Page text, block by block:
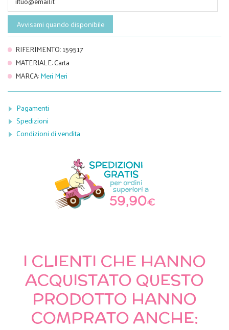
Avvisami quando disponibile
RIFERIMENTO:159517
MATERIALE:Carta
MARCA:Meri Meri
Pagamenti
Spedizioni
Condizioni di vendita
I CLIENTI CHE HANNO
ACQUISTATO QUESTO
PRODOTTO HANNO
COMPRATO ANCHE: